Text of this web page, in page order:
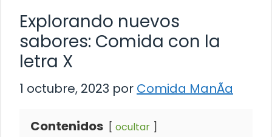
Explorando nuevos
sabores: Comida con la
letra X
1 octubre, 2023 por Comida ManÃ­a
Contenidos ocultar